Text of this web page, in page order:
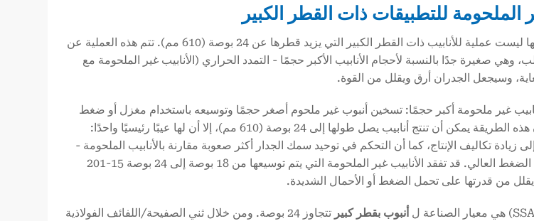
الأنابيب غير الملحومة قوية، لكنها ليست عملية للأنابيب ذات القطر الكبير التي يزيد قطرها عن 24 بوصة (610 مم). تتم هذه العملية عن
صغيرة جدًا بالنسبة لأحجام الأنابيب الأكبر حجمًا - التمدد الحراري (الأنابيب غير الملحومة مع
وسيجعل الجدران أرق ويقلل من القوة.
غير ملحومة أكبر حجمًا: تسخين أنبوب غير ملحوم أصغر حجمًا وتوسيعه باستخدام مغزل أو ضغط
هيدروليكي. وعلى الرغم من أن هذه الطريقة يمكن أن تنتج أنابيب يصل طولها إلى 24 بوصة (610 مم)، إلا أن لها عيبًا رئيسيًا واحدًا:
زيادة تكاليف الإنتاج، كما أن التحكم في توحيد سمك الجدار أكثر صعوبة مقارنة بالأنابيب الملحومة -
فهي غير مناسبة للاستخدام في الضغط العالي. قد تفقد الأنابيب غير الملحومة التي يتم توسيعها من 18 بوصة إلى 24 بوصة 15-201
من قدرتها على تحمل الضغط أو الأحمال الشديدة.
أنبوب بقطر كبير
تتجاوز 24 بوصة. ومن خلال ثني الصفيحة/اللفائف الفولاذية